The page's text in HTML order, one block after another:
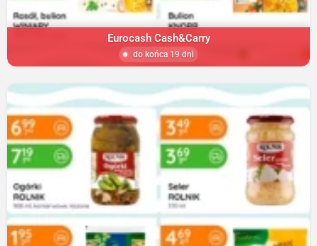
Eurocash Cash&Carry
do końca 19 dni